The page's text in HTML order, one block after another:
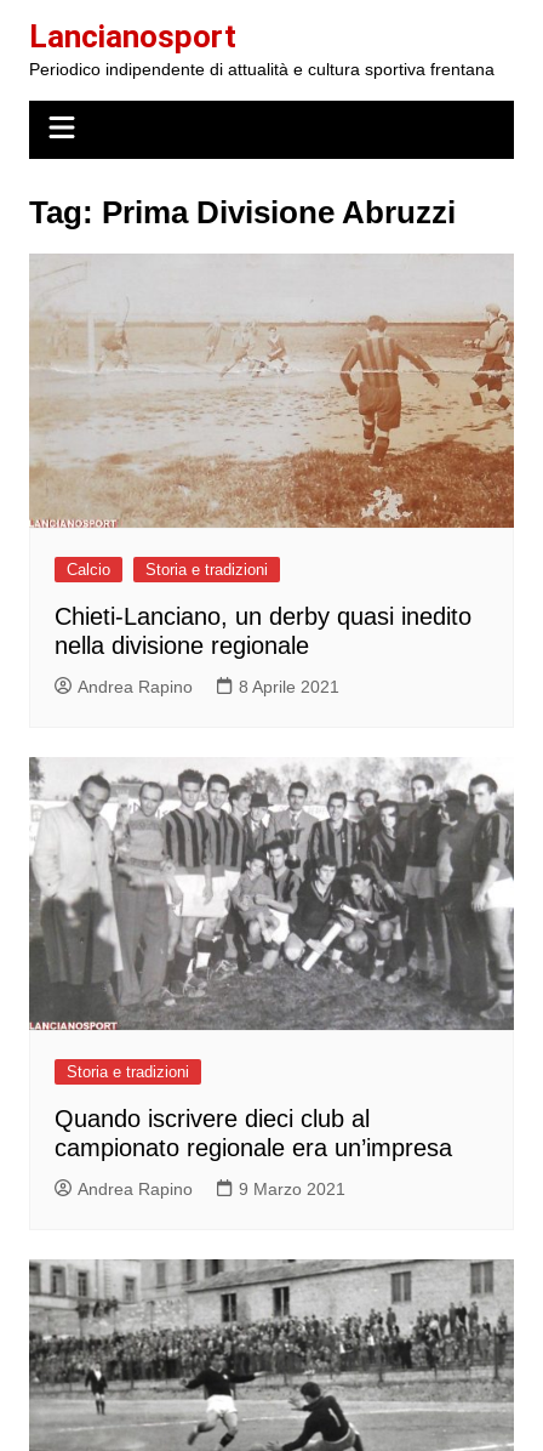
contenuto
Lancianosport
Periodico indipendente di attualità e cultura sportiva frentana
Tag: Prima Divisione Abruzzi
Calcio Storia e tradizioni
Chieti-Lanciano, un derby quasi inedito
nella divisione regionale
Andrea Rapino 8 Aprile 2021
Storia e tradizioni
Quando iscrivere dieci club al
campionato regionale era un’impresa
Andrea Rapino 9 Marzo 2021